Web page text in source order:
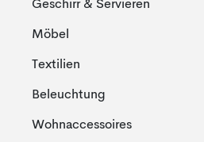
Geschirr & Servieren
Möbel
Textilien
Beleuchtung
Wohnaccessoires